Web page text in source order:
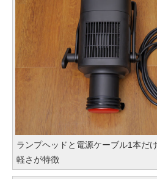
ランプヘッドと電源ケーブル1本だ
軽さが特徴